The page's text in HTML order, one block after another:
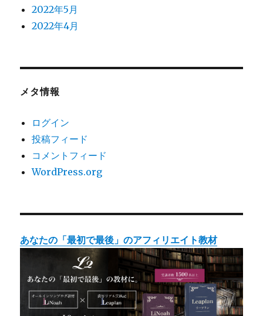
2022年5月
2022年4月
メタ情報
ログイン
投稿フィード
コメントフィード
WordPress.org
あなたの「最初で最後」のアフィリエイト教材